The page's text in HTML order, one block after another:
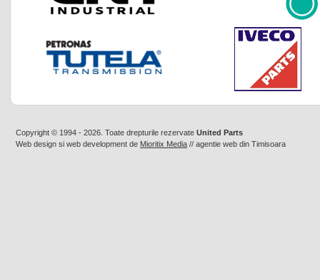
Copyright © 1994 - 2026. Toate drepturile rezervate United Parts
Web design si web development de Mioritix Media // agentie web din Timisoara